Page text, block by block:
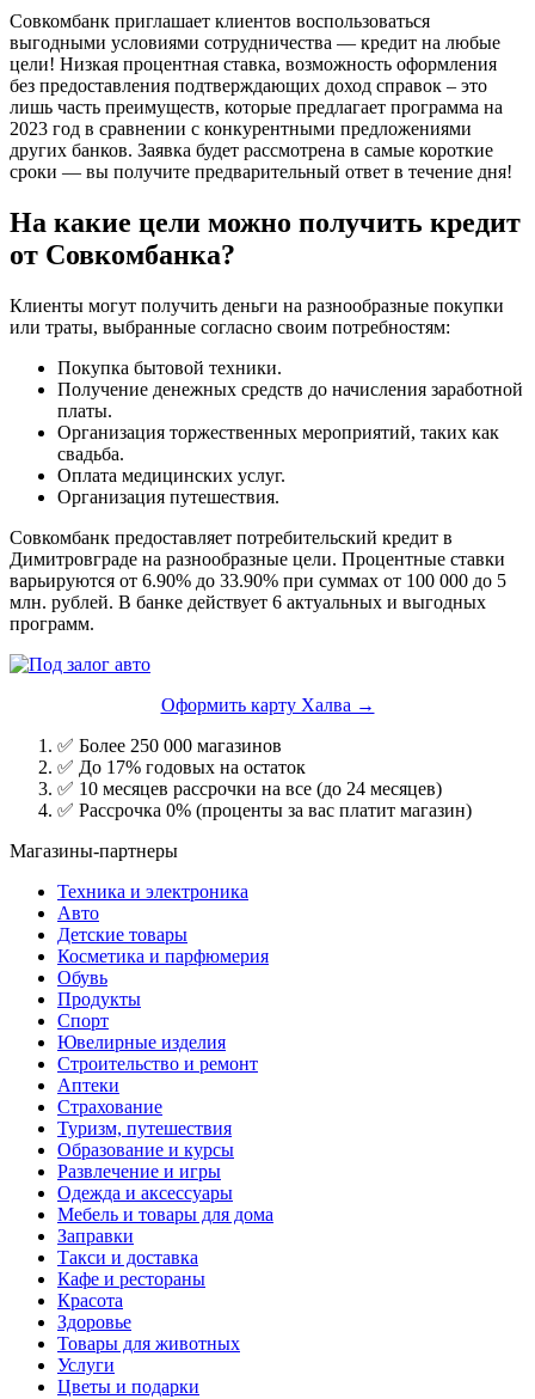
Совкомбанк приглашает клиентов воспользоваться
выгодными условиями сотрудничества — кредит на любые
цели! Низкая процентная ставка, возможность оформления
без предоставления подтверждающих доход справок – это
лишь часть преимуществ, которые предлагает программа на
2023 год в сравнении с конкурентными предложениями
других банков. Заявка будет рассмотрена в самые короткие
сроки — вы получите предварительный ответ в течение дня!
На какие цели можно получить кредит
от Совкомбанка?
Клиенты могут получить деньги на разнообразные покупки
или траты, выбранные согласно своим потребностям:
Покупка бытовой техники.
Получение денежных средств до начисления заработной
платы.
Организация торжественных мероприятий, таких как
свадьба.
Оплата медицинских услуг.
Организация путешествия.
Совкомбанк предоставляет потребительский кредит в
Димитровграде на разнообразные цели. Процентные ставки
варьируются от 6.90% до 33.90% при суммах от 100 000 до 5
млн. рублей. В банке действует 6 актуальных и выгодных
программ.
Оформить карту Халва →
✅ Более 250 000 магазинов
✅ До 17% годовых на остаток
✅ 10 месяцев рассрочки на все (до 24 месяцев)
✅ Рассрочка 0% (проценты за вас платит магазин)
Магазины-партнеры
Техника и электроника
Авто
Детские товары
Косметика и парфюмерия
Обувь
Продукты
Спорт
Ювелирные изделия
Строительство и ремонт
Аптеки
Страхование
Туризм, путешествия
Образование и курсы
Развлечение и игры
Одежда и аксессуары
Мебель и товары для дома
Заправки
Такси и доставка
Кафе и рестораны
Красота
Здоровье
Товары для животных
Услуги
Цветы и подарки